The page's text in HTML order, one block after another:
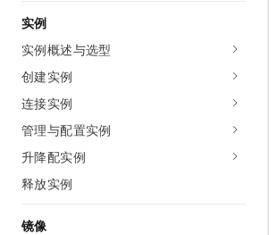
实例
实例概述与选型
创建实例
连接实例
管理与配置实例
升降配实例
释放实例
镜像
网络与CDN
安全
中间件
大数据计算
媒体服务
安全
网络
可观测
上云与迁云
企业出海